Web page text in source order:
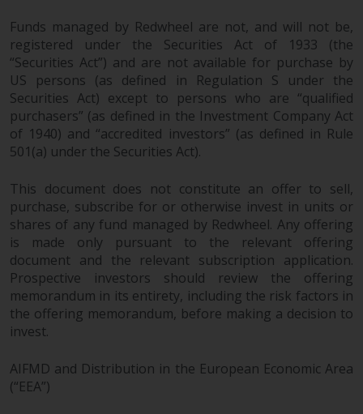
Funds managed by Redwheel are not, and will not be,
registered under the Securities Act of 1933 (the
“Securities Act”) and are not available for purchase by
US persons (as defined in Regulation S under the
Securities Act) except to persons who are “qualified
purchasers” (as defined in the Investment Company Act
of 1940) and “accredited investors” (as defined in Rule
501(a) under the Securities Act).
This document does not constitute an offer to sell,
purchase, subscribe for or otherwise invest in units or
shares of any fund managed by Redwheel. Any offering
is made only pursuant to the relevant offering
document and the relevant subscription application.
Prospective investors should review the offering
memorandum in its entirety, including the risk factors in
the offering memorandum, before making a decision to
invest.
AIFMD and Distribution in the European Economic Area
(“EEA”)